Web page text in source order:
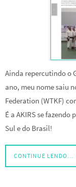
Ainda repercutindo o
ano, meu nome saiu
Federation (WTKF)
É a AKIRS se
Sul e do Brasil!
CONTINUE LENDO…